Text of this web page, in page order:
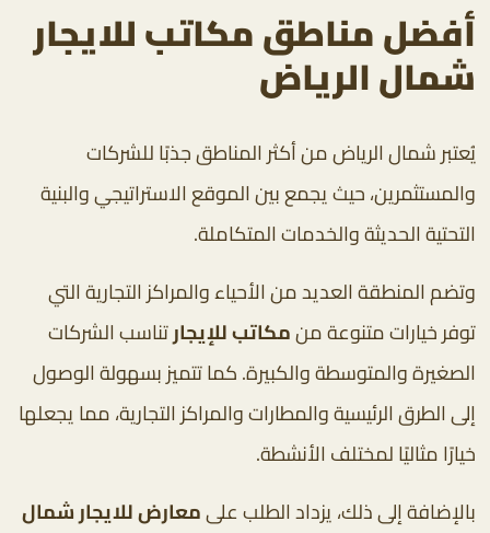
أفضل مناطق مكاتب للايجار
شمال الرياض
يُعتبر شمال الرياض من أكثر المناطق جذبًا للشركات
والمستثمرين، حيث يجمع بين الموقع الاستراتيجي والبنية
التحتية الحديثة والخدمات المتكاملة.
وتضم المنطقة العديد من الأحياء والمراكز التجارية التي
توفر خيارات متنوعة منمكاتب للإيجارتناسب الشركات
الصغيرة والمتوسطة والكبيرة. كما تتميز بسهولة الوصول
إلى الطرق الرئيسية والمطارات والمراكز التجارية، مما يجعلها
خيارًا مثاليًا لمختلف الأنشطة.
بالإضافة إلى ذلك، يزداد الطلب علىمعارض للايجار شمال